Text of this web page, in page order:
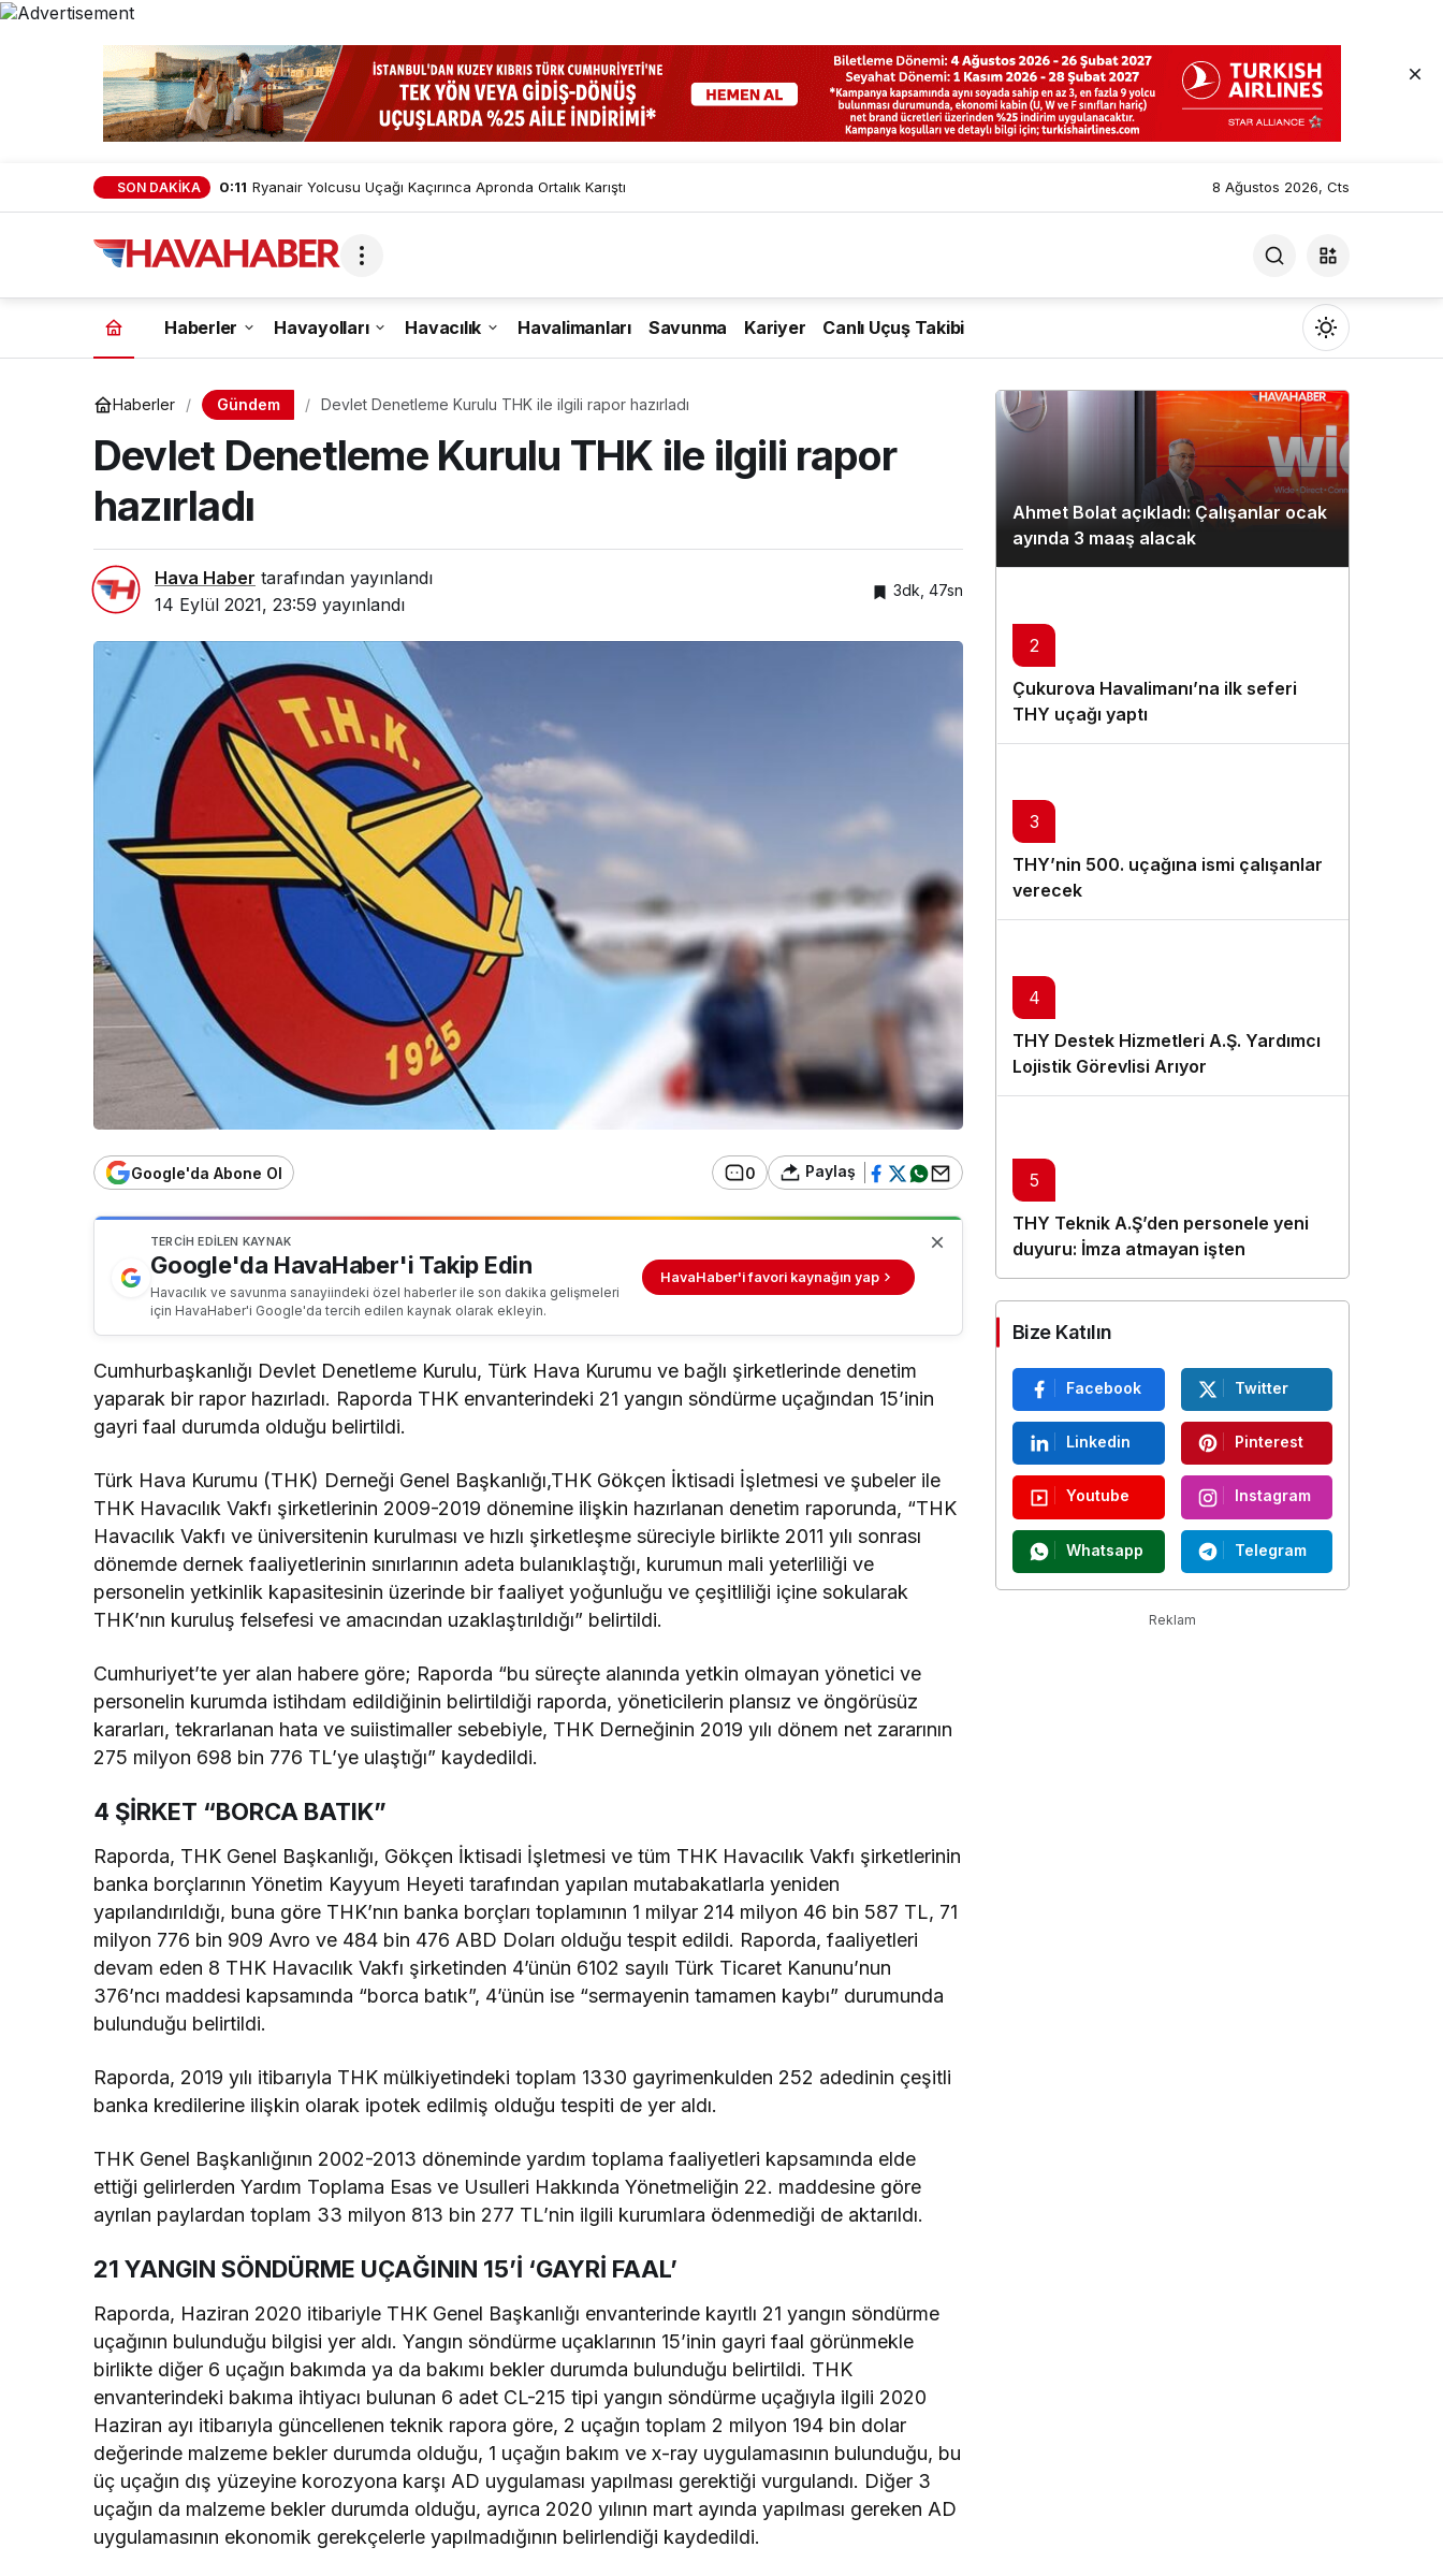
SON DAKİKA 0:11 Ryanair Yolcusu Uçağı Kaçırınca Apronda Ortalık Karıştı 8 Ağustos 2026, Cts
Haberler Havayolları Havacılık Havalimanları Savunma Kariyer Canlı Uçuş Takibi
Mod
değiştir
Gündüz Modu
Gündüz modunu seçin.
Sistem modunu seçin.
Haberler Gündem Devlet Denetleme Kurulu THK ile ilgili rapor hazırladı
Devlet Denetleme Kurulu THK ile ilgili rapor
hazırladı
Hava Haber tarafından yayınlandı
14 Eylül 2021, 23:59 yayınlandı
3dk, 47sn
Google'da Abone Ol 0 Paylaş
TERCIH EDILEN KAYNAK
Google'da HavaHaber'i Takip Edin
Havacılık ve savunma sanayiindeki özel haberler ile son dakika gelişmeleri
için HavaHaber'i Google'da tercih edilen kaynak olarak ekleyin.
HavaHaber'i favori kaynağın yap
Cumhurbaşkanlığı Devlet Denetleme Kurulu, Türk Hava Kurumu ve bağlı şirketlerinde denetim
yaparak bir rapor hazırladı. Raporda THK envanterindeki 21 yangın söndürme uçağından 15’inin
gayri faal durumda olduğu belirtildi.
Türk Hava Kurumu (THK) Derneği Genel Başkanlığı,THK Gökçen İktisadi İşletmesi ve şubeler ile
THK Havacılık Vakfı şirketlerinin 2009-2019 dönemine ilişkin hazırlanan denetim raporunda, “THK
Havacılık Vakfı ve üniversitenin kurulması ve hızlı şirketleşme süreciyle birlikte 2011 yılı sonrası
dönemde dernek faaliyetlerinin sınırlarının adeta bulanıklaştığı, kurumun mali yeterliliği ve
personelin yetkinlik kapasitesinin üzerinde bir faaliyet yoğunluğu ve çeşitliliği içine sokularak
THK’nın kuruluş felsefesi ve amacından uzaklaştırıldığı” belirtildi.
Cumhuriyet’te yer alan habere göre; Raporda “bu süreçte alanında yetkin olmayan yönetici ve
personelin kurumda istihdam edildiğinin belirtildiği raporda, yöneticilerin plansız ve öngörüsüz
kararları, tekrarlanan hata ve suiistimaller sebebiyle, THK Derneğinin 2019 yılı dönem net zararının
275 milyon 698 bin 776 TL’ye ulaştığı” kaydedildi.
4 ŞİRKET “BORCA BATIK”
Raporda, THK Genel Başkanlığı, Gökçen İktisadi İşletmesi ve tüm THK Havacılık Vakfı şirketlerinin
banka borçlarının Yönetim Kayyum Heyeti tarafından yapılan mutabakatlarla yeniden
yapılandırıldığı, buna göre THK’nın banka borçları toplamının 1 milyar 214 milyon 46 bin 587 TL, 71
milyon 776 bin 909 Avro ve 484 bin 476 ABD Doları olduğu tespit edildi. Raporda, faaliyetleri
devam eden 8 THK Havacılık Vakfı şirketinden 4’ünün 6102 sayılı Türk Ticaret Kanunu’nun
376’ncı maddesi kapsamında “borca batık”, 4’ünün ise “sermayenin tamamen kaybı” durumunda
bulunduğu belirtildi.
Raporda, 2019 yılı itibarıyla THK mülkiyetindeki toplam 1330 gayrimenkulden 252 adedinin çeşitli
banka kredilerine ilişkin olarak ipotek edilmiş olduğu tespiti de yer aldı.
THK Genel Başkanlığının 2002-2013 döneminde yardım toplama faaliyetleri kapsamında elde
ettiği gelirlerden Yardım Toplama Esas ve Usulleri Hakkında Yönetmeliğin 22. maddesine göre
ayrılan paylardan toplam 33 milyon 813 bin 277 TL’nin ilgili kurumlara ödenmediği de aktarıldı.
21 YANGIN SÖNDÜRME UÇAĞININ 15’İ ‘GAYRİ FAAL’
Raporda, Haziran 2020 itibariyle THK Genel Başkanlığı envanterinde kayıtlı 21 yangın söndürme
uçağının bulunduğu bilgisi yer aldı. Yangın söndürme uçaklarının 15’inin gayri faal görünmekle
birlikte diğer 6 uçağın bakımda ya da bakımı bekler durumda bulunduğu belirtildi. THK
envanterindeki bakıma ihtiyacı bulunan 6 adet CL-215 tipi yangın söndürme uçağıyla ilgili 2020
Haziran ayı itibarıyla güncellenen teknik rapora göre, 2 uçağın toplam 2 milyon 194 bin dolar
değerinde malzeme bekler durumda olduğu, 1 uçağın bakım ve x-ray uygulamasının bulunduğu, bu
üç uçağın dış yüzeyine korozyona karşı AD uygulaması yapılması gerektiği vurgulandı. Diğer 3
uçağın da malzeme bekler durumda olduğu, ayrıca 2020 yılının mart ayında yapılması gereken AD
uygulamasının ekonomik gerekçelerle yapılmadığının belirlendiği kaydedildi.
Ahmet Bolat açıkladı: Çalışanlar ocak
ayında 3 maaş alacak
2
Çukurova Havalimanı’na ilk seferi
THY uçağı yaptı
3
THY’nin 500. uçağına ismi çalışanlar
verecek
4
THY Destek Hizmetleri A.Ş. Yardımcı
Lojistik Görevlisi Arıyor
5
THY Teknik A.Ş’den personele yeni
duyuru: İmza atmayan işten
çıkarılacak
Bize Katılın
Facebook Twitter
Linkedin Pinterest
Youtube Instagram
Whatsapp Telegram
Reklam